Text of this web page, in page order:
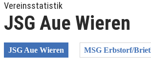
Vereinsstatistik
JSG Aue Wieren
JSG Aue Wieren MSG Erbstorf/